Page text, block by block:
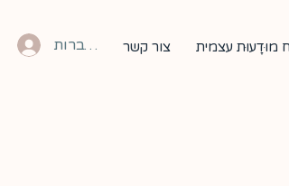
להתחברות מוּדָעוּת עצמית צור קשר